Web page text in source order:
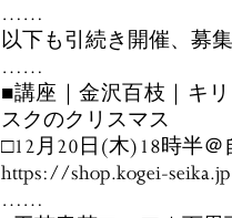
……
以下も引続き開催、募
……
■講座｜金沢百枝｜キ
スクのクリスマス
□12月20日(木)18時半
https://shop.kogei-
……